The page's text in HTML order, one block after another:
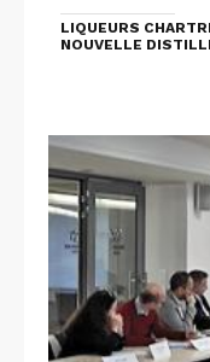
LIQUEURS
NOUVELLE